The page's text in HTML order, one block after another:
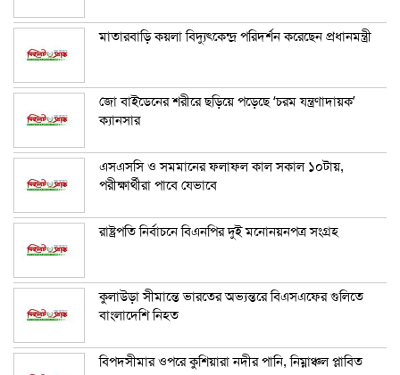
মাতারবাড়ি কয়লা বিদ্যুৎকেন্দ্র পরিদর্শন করেছেন প্রধানমন্ত্রী
জো বাইডেনের শরীরে ছড়িয়ে পড়েছে ‘চরম যন্ত্রণাদায়ক’
ক্যানসার
এসএসসি ও সমমানের ফলাফল কাল সকাল ১০টায়,
পরীক্ষার্থীরা পাবে যেভাবে
রাষ্ট্রপতি নির্বাচনে বিএনপির দুই মনোনয়নপত্র সংগ্রহ
কুলাউড়া সীমান্তে ভারতের অভ্যন্তরে বিএসএফের গুলিতে
বাংলাদেশি নিহত
বিপদসীমার ওপরে কুশিয়ারা নদীর পানি, নিম্নাঞ্চল প্লাবিত